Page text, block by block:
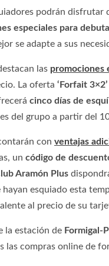
podrán disfrutar
especiales para
se adapte a sus
las promociones
La oferta ‘Forfait 3×2’
cinco días de
del grupo a partir del
con ventajas
un código de
Aramón Plus
hayan esquiado esta
al precio de su
la estación de Formigal-
las compras online de